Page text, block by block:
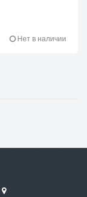
Нет в наличии